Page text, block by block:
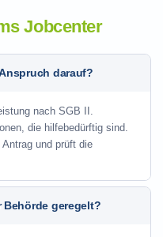
Jobcenter
darauf?
nach SGB II.
die hilfebedürftig sind.
und prüft die
geregelt?